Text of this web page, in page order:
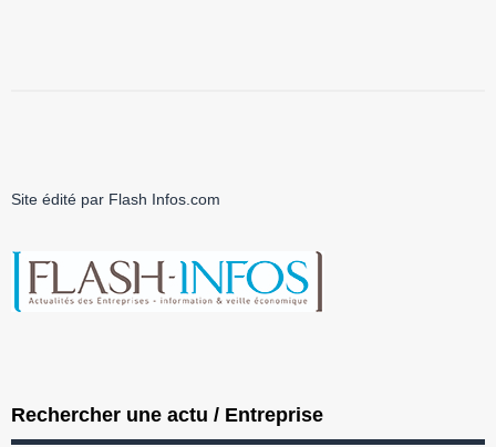
Site édité par Flash Infos.com
Rechercher une actu / Entreprise